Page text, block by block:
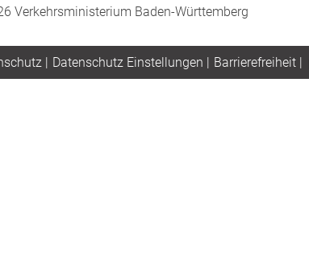
Verkehrsministerium Baden-Württemberg
| Datenschutz Einstellungen | Barrierefreiheit |